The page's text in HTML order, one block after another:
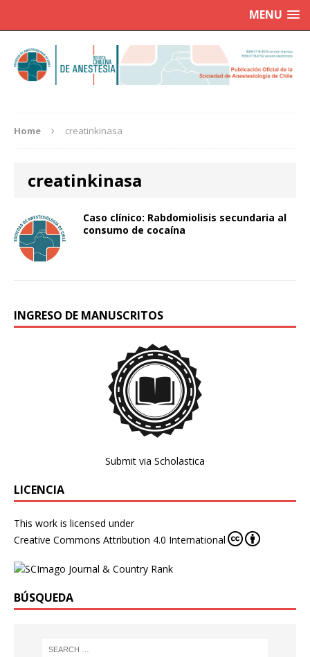
MENU
Home creatinkinasa
creatinkinasa
Caso clínico: Rabdomiolisis secundaria al
consumo de cocaína
INGRESO DE MANUSCRITOS
Submit via Scholastica
LICENCIA
This work is licensed under
Creative Commons Attribution 4.0 International
BÚSQUEDA